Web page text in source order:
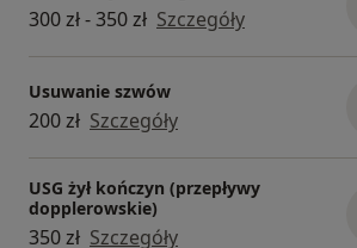
300 zł - 350 zł Szczegóły
Usuwanie szwów
200 zł Szczegóły
USG żył kończyn (przepływy
dopplerowskie)
350 zł Szczegóły